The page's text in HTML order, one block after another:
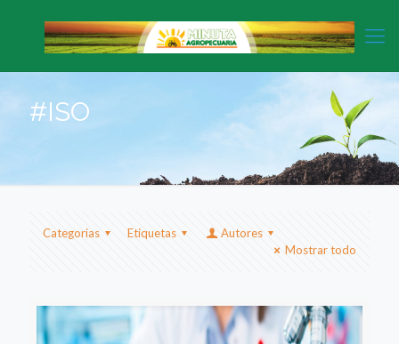
#ISO
Categorias Etiquetas
Autores
Mostrar todo